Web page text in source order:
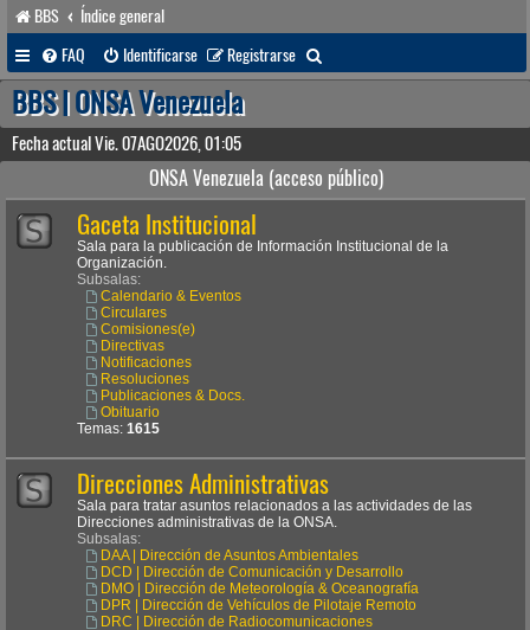
BBS
Índice general
FAQ
Identificarse Registrarse
u
a
BBS | ONSA Venezuela
Fecha actual Vie. 07AGO2026, 01:05
ONSA Venezuela (acceso público)
Gaceta Institucional
Sala para la publicación de Información Institucional de la
Organización.
Subsalas:
Calendario & Eventos
Circulares
Comisiones(e)
Directivas
Notificaciones
Resoluciones
Publicaciones & Docs.
Obituario
Temas: 1615
Direcciones Administrativas
Sala para tratar asuntos relacionados a las actividades de las
Direcciones administrativas de la ONSA.
Subsalas:
DAA | Dirección de Asuntos Ambientales
DCD | Dirección de Comunicación y Desarrollo
DMO | Dirección de Meteorología & Oceanografía
DPR | Dirección de Vehículos de Pilotaje Remoto
DRC | Dirección de Radiocomunicaciones